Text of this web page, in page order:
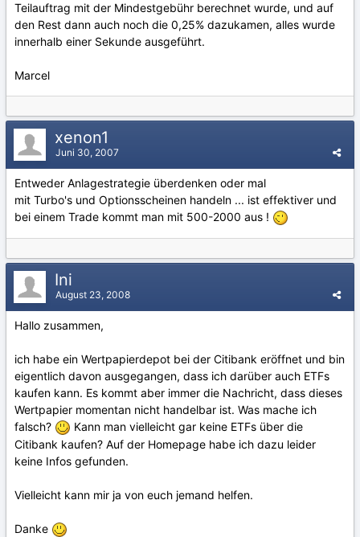
Teilauftrag mit der Mindestgebühr berechnet wurde, und auf
den Rest dann auch noch die 0,25% dazukamen, alles wurde
innerhalb einer Sekunde ausgeführt.
Marcel
xenon1
Juni 30, 2007
Entweder Anlagestrategie überdenken oder mal
mit Turbo's und Optionsscheinen handeln ... ist effektiver und
bei einem Trade kommt man mit 500-2000 aus !
Ini
August 23, 2008
Hallo zusammen,
ich habe ein Wertpapierdepot bei der Citibank eröffnet und bin
eigentlich davon ausgegangen, dass ich darüber auch ETFs
kaufen kann. Es kommt aber immer die Nachricht, dass dieses
Wertpapier momentan nicht handelbar ist. Was mache ich
falsch?
Kann man vielleicht gar keine ETFs über die
Citibank kaufen? Auf der Homepage habe ich dazu leider
keine Infos gefunden.
Vielleicht kann mir ja von euch jemand helfen.
Danke